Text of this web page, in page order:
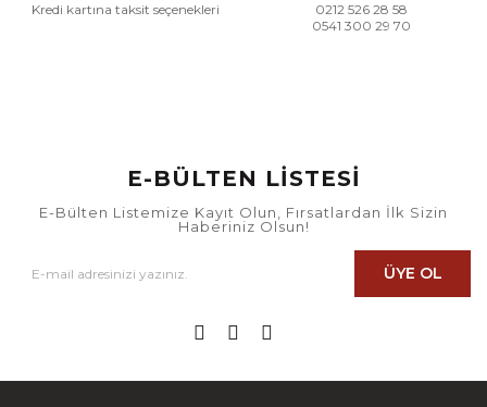
Kredi kartına taksit seçenekleri
0212 526 28 58
0541 300 29 70
E-BÜLTEN LİSTESİ
E-Bülten Listemize Kayıt Olun, Fırsatlardan İlk Sizin
Haberiniz Olsun!
ÜYE OL